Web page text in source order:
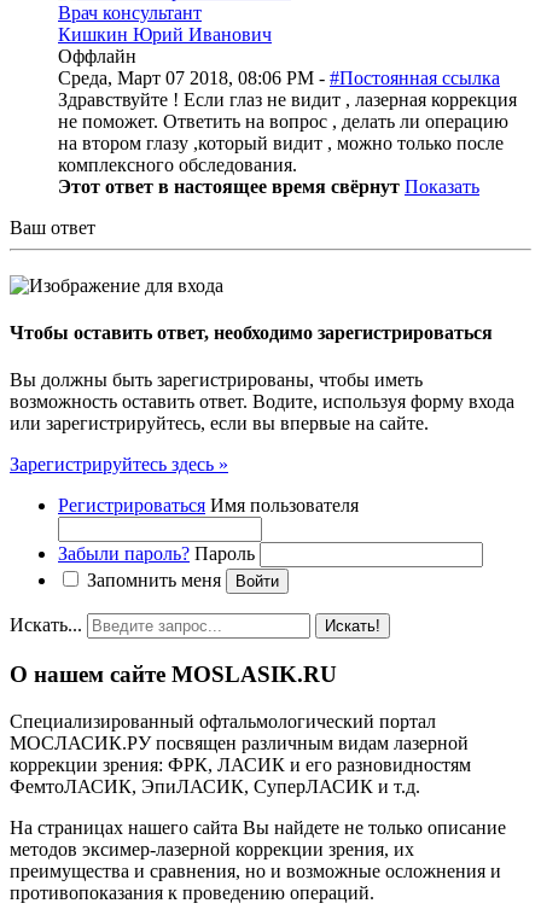
Врач консультант
Кишкин Юрий Иванович
Оффлайн
Среда, Март 07 2018, 08:06 PM - #Постоянная ссылка
Здравствуйте ! Если глаз не видит , лазерная коррекция
не поможет. Ответить на вопрос , делать ли операцию
на втором глазу ,который видит , можно только после
комплексного обследования.
Этот ответ в настоящее время свёрнут Показать
Ваш ответ
Чтобы оставить ответ, необходимо зарегистрироваться
Вы должны быть зарегистрированы, чтобы иметь
возможность оставить ответ. Водите, используя форму входа
или зарегистрируйтесь, если вы впервые на сайте.
Зарегистрируйтесь здесь »
Регистрироваться Имя пользователя
Забыли пароль? Пароль
Запомнить меня
Искать... Искать!
О нашем сайте MOSLASIK.RU
Специализированный офтальмологический портал
МОСЛАСИК.РУ посвящен различным видам лазерной
коррекции зрения: ФРК, ЛАСИК и его разновидностям
ФемтоЛАСИК, ЭпиЛАСИК, СуперЛАСИК и т.д.
На страницах нашего сайта Вы найдете не только описание
методов эксимер-лазерной коррекции зрения, их
преимущества и сравнения, но и возможные осложнения и
противопоказания к проведению операций.